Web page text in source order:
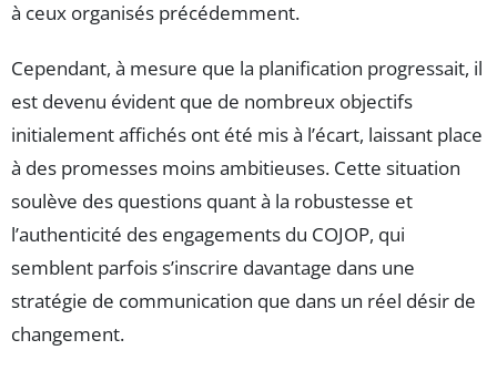
à ceux organisés précédemment.
Cependant, à mesure que la planification progressait, il
est devenu évident que de nombreux objectifs
initialement affichés ont été mis à l’écart, laissant place
à des promesses moins ambitieuses. Cette situation
soulève des questions quant à la robustesse et
l’authenticité des engagements du COJOP, qui
semblent parfois s’inscrire davantage dans une
stratégie de communication que dans un réel désir de
changement.